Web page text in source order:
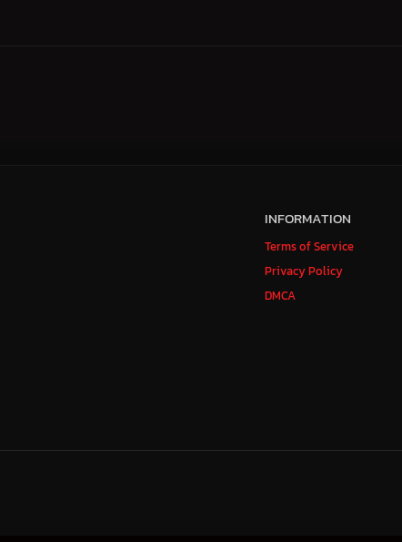
INFORMATION
Terms of Service
Privacy Policy
DMCA